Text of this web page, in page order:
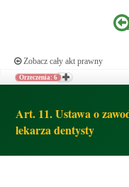
Zobacz cały akt prawny
Orzeczenia: 6
Art. 11. Ustawa o
lekarza dentysty